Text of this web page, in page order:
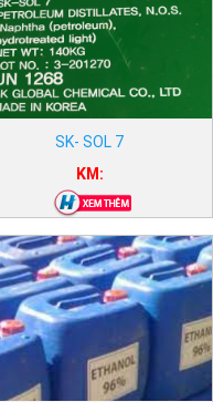
SK- SOL 7
KM: